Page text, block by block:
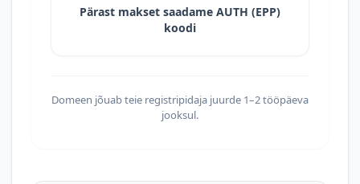
Pärast makset saadame AUTH (EPP)
koodi
Domeen jõuab teie registripidaja juurde 1–2 tööpäeva
jooksul.